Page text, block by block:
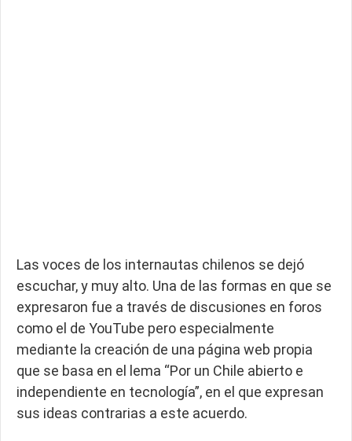
Las voces de los internautas chilenos se dejó
escuchar, y muy alto. Una de las formas en que se
expresaron fue a través de discusiones en foros
como el de YouTube pero especialmente
mediante la creación de una página web propia
que se basa en el lema “Por un Chile abierto e
independiente en tecnología”, en el que expresan
sus ideas contrarias a este acuerdo.